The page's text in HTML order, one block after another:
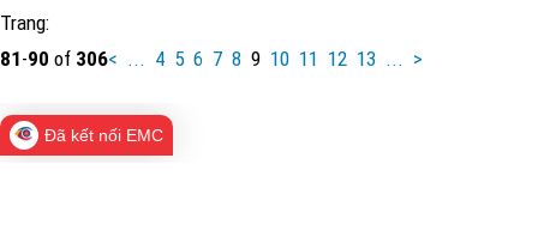
Trang:
81-90 of 306< ... 4 5 6 7 8 9 10 11 12 13 ... >
Đã kết nối EMC